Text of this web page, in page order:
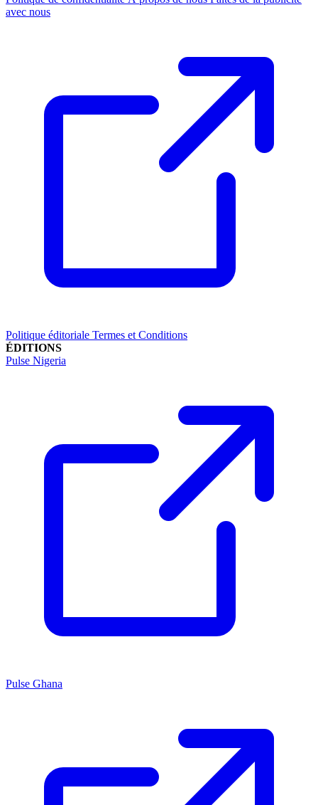
avec nous
Politique éditoriale Termes et Conditions
ÉDITIONS
Pulse Nigeria
Pulse Ghana